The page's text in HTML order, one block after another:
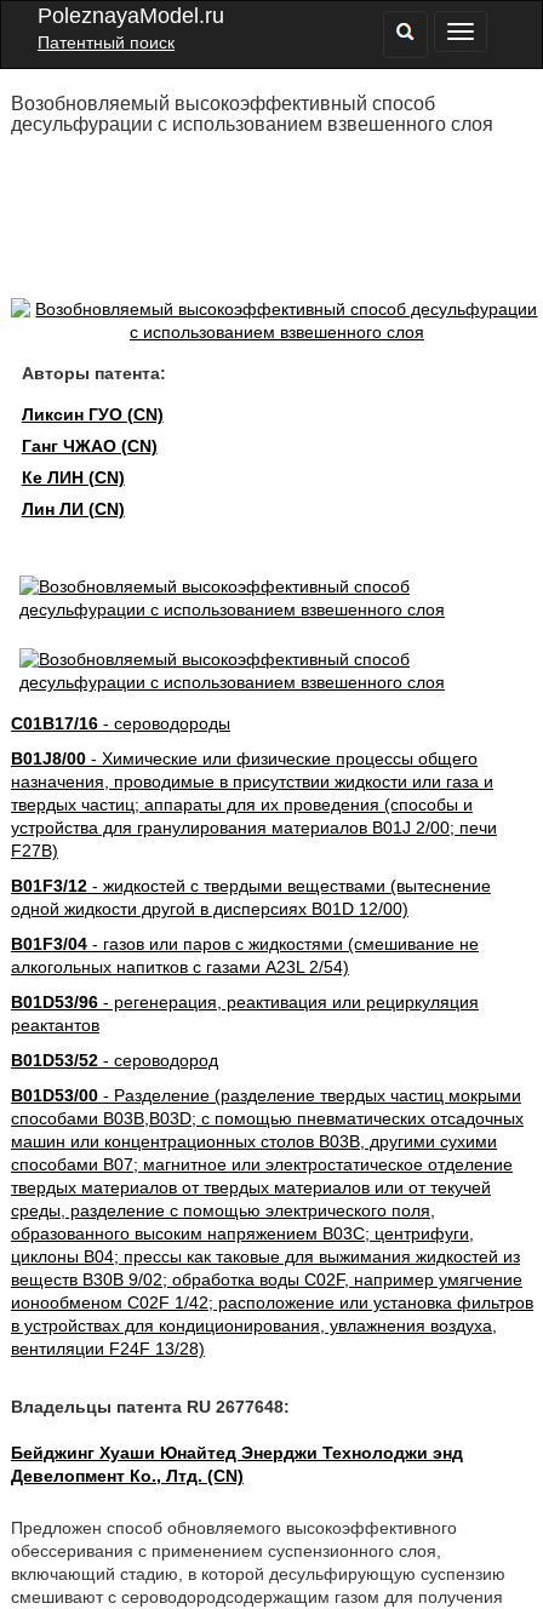
PoleznayaModel.ru
Патентный поиск
Возобновляемый высокоэффективный способ
десульфурации с использованием взвешенного слоя
Авторы патента:
Ликсин ГУО (CN)
Ганг ЧЖАО (CN)
Ке ЛИН (CN)
Лин ЛИ (CN)
C01B17/16- сероводороды
B01J8/00- Химические или физические процессы общего
назначения, проводимые в присутствии жидкости или газа и
твердых частиц; аппараты для их проведения (способы и
устройства для гранулирования материалов B01J 2/00; печи
F27B)
B01F3/12- жидкостей с твердыми веществами (вытеснение
одной жидкости другой в дисперсиях B01D 12/00)
B01F3/04- газов или паров с жидкостями (смешивание не
алкогольных напитков с газами A23L 2/54)
B01D53/96- регенерация, реактивация или рециркуляция
реактантов
B01D53/52- сероводород
B01D53/00- Разделение (разделение твердых частиц мокрыми
способами B03B,B03D; с помощью пневматических отсадочных
машин или концентрационных столов B03B, другими сухими
способами B07; магнитное или электростатическое отделение
твердых материалов от твердых материалов или от текучей
среды, разделение с помощью электрического поля,
образованного высоким напряжением B03C; центрифуги,
циклоны B04; прессы как таковые для выжимания жидкостей из
веществ B30B 9/02; обработка воды C02F, например умягчение
ионообменом C02F 1/42; расположение или установка фильтров
в устройствах для кондиционирования, увлажнения воздуха,
вентиляции F24F 13/28)
Владельцы патента RU 2677648:
Бейджинг Хуаши Юнайтед Энерджи Технолоджи энд
Девелопмент Ко., Лтд. (CN)
Предложен способ обновляемого высокоэффективного
обессеривания с применением суспензионного слоя,
включающий стадию, в которой десульфирующую суспензию
смешивают с сероводородсодержащим газом для получения